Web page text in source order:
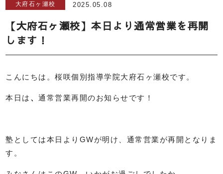
大府石ヶ瀬校 2025.05.08
【大府石ヶ瀬校】本日より通常営業を再開
します！
こんにちは。桜咲個別指導学院大府石ヶ瀬校です。
本日は 、通常営業再開のお知らせです！
塾としては本日よりGWが明け、通常営業が再開となりま
す。